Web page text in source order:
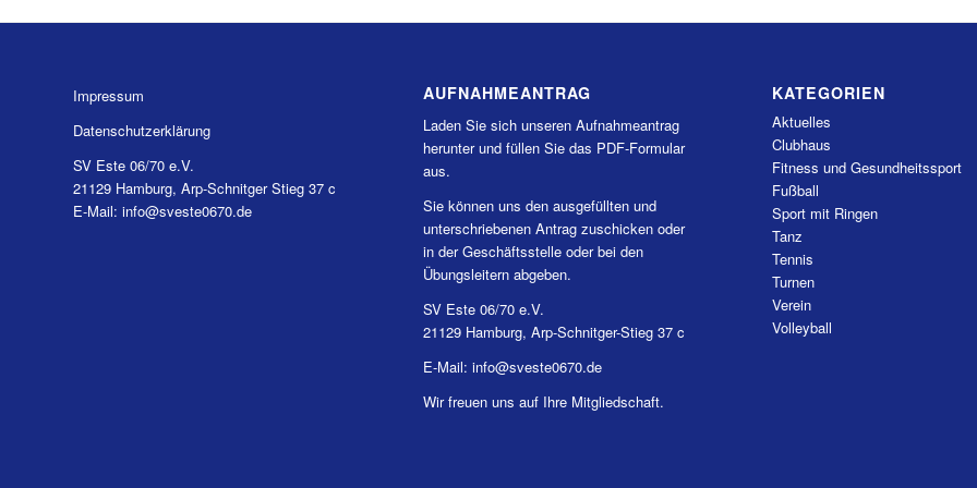
Impressum
Datenschutzerklärung
SV Este 06/70 e.V.
21129 Hamburg, Arp-Schnitger Stieg 37 c
E-Mail: info@sveste0670.de
AUFNAHMEANTRAG
Laden Sie sich unseren Aufnahmeantrag
herunter und füllen Sie das PDF-Formular
aus.
Sie können uns den ausgefüllten und
unterschriebenen Antrag zuschicken oder
in der Geschäftsstelle oder bei den
Übungsleitern abgeben.
SV Este 06/70 e.V.
21129 Hamburg, Arp-Schnitger-Stieg 37 c
E-Mail: info@sveste0670.de
Wir freuen uns auf Ihre Mitgliedschaft.
KATEGORIEN
Aktuelles
Clubhaus
Fitness und Gesundheitssport
Fußball
Sport mit Ringen
Tanz
Tennis
Turnen
Verein
Volleyball